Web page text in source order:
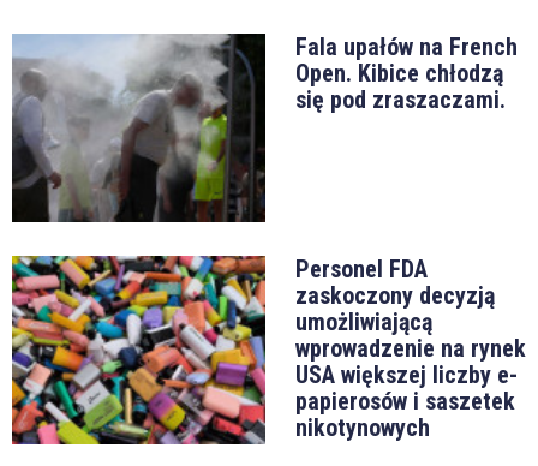
Fala upałów na French
Open. Kibice chłodzą
się pod zraszaczami.
Personel FDA
zaskoczony decyzją
umożliwiającą
wprowadzenie na rynek
USA większej liczby e-
papierosów i saszetek
nikotynowych